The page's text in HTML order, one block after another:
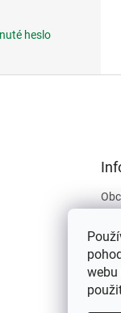
webu
heslo
O